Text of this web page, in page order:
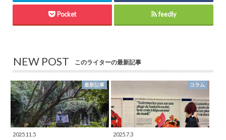
Pocket feedly
NEW POST このライターの最新記事
最新記事
2025.11.5
コラム
2025.7.3